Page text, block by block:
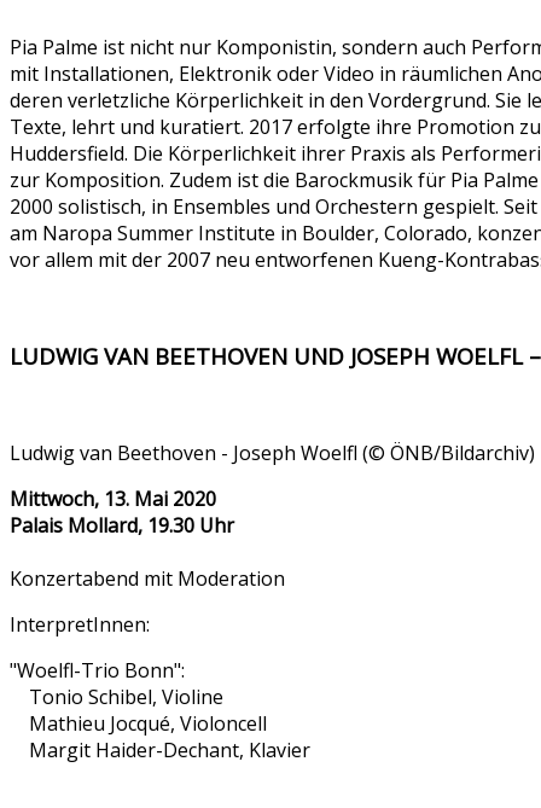
Pia Palme ist nicht nur Komponistin, sondern auch
mit Installationen, Elektronik oder Video in räumlichen
deren verletzliche Körperlichkeit in den Vordergrund.
Texte, lehrt und kuratiert. 2017 erfolgte ihre Promotion
Huddersfield. Die Körperlichkeit ihrer Praxis als
zur Komposition. Zudem ist die Barockmusik für Pia
2000 solistisch, in Ensembles und Orchestern gespielt.
am Naropa Summer Institute in Boulder, Colorado,
vor allem mit der 2007 neu entworfenen Kueng-
LUDWIG VAN BEETHOVEN UND JOSEPH WOELFL
Ludwig van Beethoven - Joseph Woelfl (© ÖNB/Bildarchiv)
Mittwoch, 13. Mai 2020
Palais Mollard, 19.30 Uhr
Konzertabend mit Moderation
InterpretInnen:
"Woelfl-Trio Bonn":
Tonio Schibel, Violine
Mathieu Jocqué, Violoncell
Margit Haider-Dechant, Klavier